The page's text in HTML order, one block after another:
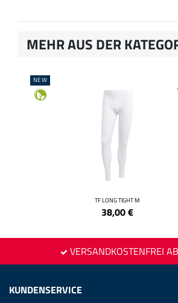
MEHR AUS DER
NEW
TF LONG TIGHT M
38,00€
VERSANDKOSTENFREI
KUNDENSERVICE